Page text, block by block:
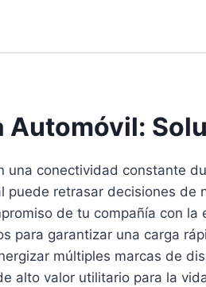
Automóvil:
conectividad constante
retrasar decisiones
de tu compañía con
para garantizar una carga
múltiples marcas de
alto valor utilitario para la